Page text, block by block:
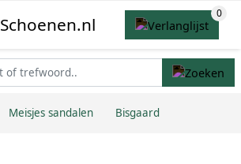
Schoenen.nl
Meisjes sandalen Bisgaard